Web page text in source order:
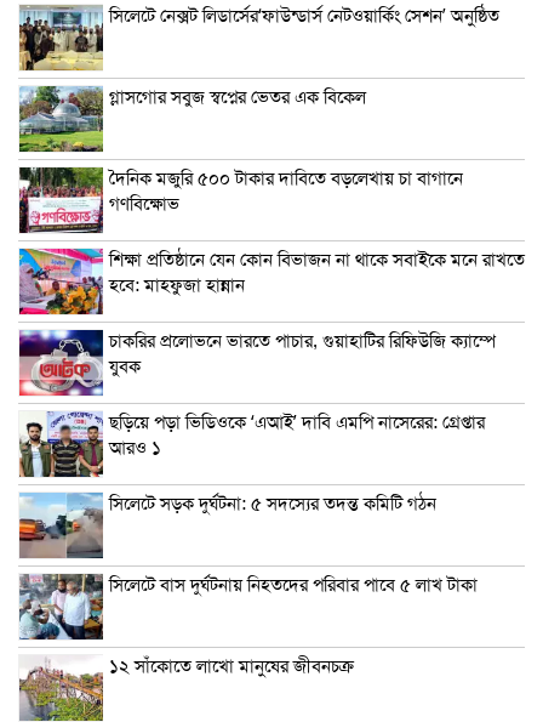
সিলেটে নেক্সট লিডার্সের‘ফাউন্ডার্স নেটওয়ার্কিং সেশন’ অনুষ্ঠিত
গ্লাসগোর সবুজ স্বপ্নের ভেতর এক বিকেল
দৈনিক মজুরি ৫০০ টাকার দাবিতে বড়লেখায় চা বাগানে
গণবিক্ষোভ
শিক্ষা প্রতিষ্ঠানে যেন কোন বিভাজন না থাকে সবাইকে মনে রাখতে
হবে: মাহফুজা হান্নান
চাকরির প্রলোভনে ভারতে পাচার, গুয়াহাটির রিফিউজি ক্যাম্পে
যুবক
ছড়িয়ে পড়া ভিডিওকে ‘এআই’ দাবি এমপি নাসেরের: গ্রেপ্তার
আরও ১
সিলেটে সড়ক দুর্ঘটনা: ৫ সদস্যের তদন্ত কমিটি গঠন
সিলেটে বাস দুর্ঘটনায় নিহতদের পরিবার পাবে ৫ লাখ টাকা
১২ সাঁকোতে লাখো মানুষের জীবনচক্র